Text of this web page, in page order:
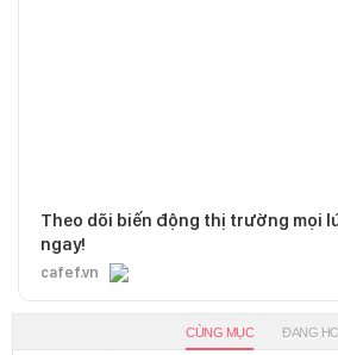
Theo dõi biến động thị trường mọi
ngay!
cafef.vn
CÙNG MỤC ĐANG